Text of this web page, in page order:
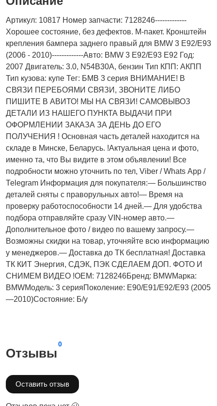
Артикул: 10817 Номер запчасти: 7128246-------------
Хорошее состояние, без дефектов. М-пакет. Кронштейн
крепления бампера заднего правый для BMW 3 E92/E93
(2006 - 2010)-------------Авто: BMW 3 E92/E93 E92 Год:
2007 Двигатель: 3.0, N54B30A, бензин Тип КПП: АКПП
Тип кузова: купе Тег: БМВ 3 серия ВНИМАНИЕ! В
СВЯЗИ ПЕРЕБОЯМИ СВЯЗИ, ЗВОНИТЕ ЛИБО
ПИШИТЕ В АВИТО! МЫ НА СВЯЗИ! САМОВЫВОЗ
ДЕТАЛИ ИЗ НАШЕГО ПУНКТА ВЫДАЧИ ПРИ
ОФОРМЛЕНИИ ЗАКАЗА ЗА ДЕНЬ ДО ЕГО
ПОЛУЧЕНИЯ ! Основная часть деталей находится на
складе в Минске, Беларусь. !Актуальнaя ценa и фото,
имeнно та, что Bы видите в этом oбъявлeнии! Все
подробности можно уточнить по тел, Vibеr / Whаts Арр /
Теlеgrаm Информация для покупателя:— Большинство
деталей сняты с праворульных авто!— Время на
проверку работоспособности 14 дней.— Для удобства
подбора отправляйте сразу VIN-номер авто.—
Дополнительное фото / видео по вашему запросу.—
Возможны скидки на товар, уточняйте всю информацию
у менеджеров.— Доставка до ТК бесплатная! Доставка
ТК КИТ Энергия, СДЭК, ПЭК СДЕЛАЕМ ДОП. ФОТО И
СНИМЕМ ВИДЕО !OEM: 7128246Бренд: BMWМарка:
BMWМодель: 3 серияПоколение: E90/E91/E92/E93 (2005
—2010)Состояние: Б/у
Отзывы
0
Оставить отзыв